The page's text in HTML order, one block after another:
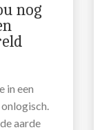
nog
in een
aarde